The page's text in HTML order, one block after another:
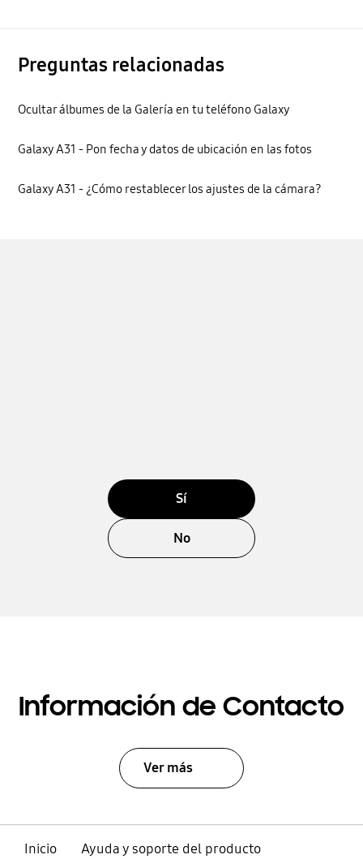
Preguntas relacionadas
Ocultar álbumes de la Galería en tu teléfono Galaxy
Galaxy A31 - Pon fecha y datos de ubicación en las fotos
Galaxy A31 - ¿Cómo restablecer los ajustes de la cámara?
Sí
No
Información de Contacto
Ver más
Inicio
Ayuda y soporte del producto